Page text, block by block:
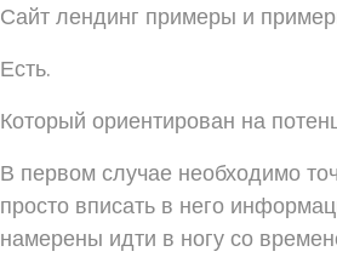
Сайт лендинг примеры и
Есть.
Который ориентирован на
В первом случае необходимо
просто вписать в него
намерены идти в ногу со